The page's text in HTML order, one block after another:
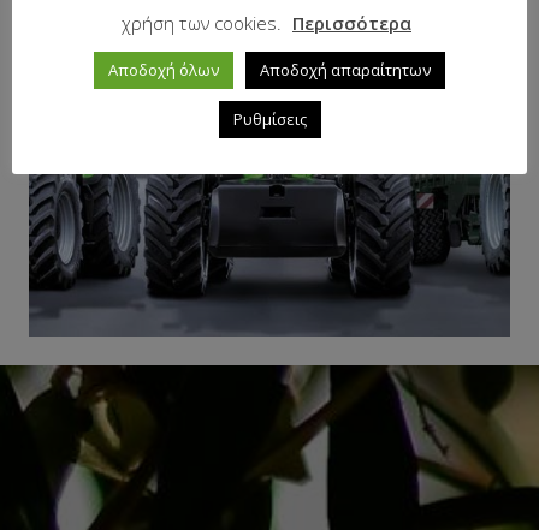
χρήση των cookies.
Περισσότερα
Αποδοχή όλων Αποδοχή απαραίτητων
Ρυθμίσεις